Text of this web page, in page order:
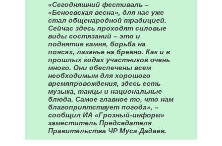
«Сегодняшний фестиваль –
«Беноевская весна», для нас уже
стал общенародной традицией.
Сейчас здесь проходят силовые
виды состязаний – это и
поднятие камня, борьба на
поясах, лазанье на бревно. Как и в
прошлых годах участников очень
много. Они обеспечены всем
необходимым для хорошого
времяпровождения, здесь есть
музыка, танцы и национальные
блюда. Самое главное то, что нам
благоприятствует погода», –
сообщил ИА «Грозный-информ»
заместитель Председателя
Правительства ЧР Муса Дадаев.